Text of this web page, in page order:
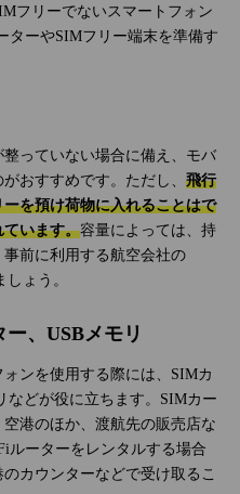
フリーでないスマートフォン
ターやSIMフリー端末を準備す
っていない場合に備え、モバ
おすすめです。ただし、 飛行
を預け荷物に入れることはで
ています。容量によっては、持
前に利用する航空会社の
ょう。
、USBメモリ
ンを使用する際には、SIMカ
などが役に立ちます。SIMカー
港のほか、渡航先の販売店な
ルーターをレンタルする場合
カウンターなどで受け取るこ